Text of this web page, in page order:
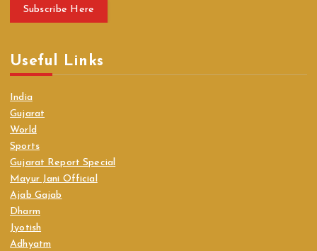
Subscribe Here
Useful Links
India
Gujarat
World
Sports
Gujarat Report Special
Mayur Jani Official
Ajab Gajab
Dharm
Jyotish
Adhyatm